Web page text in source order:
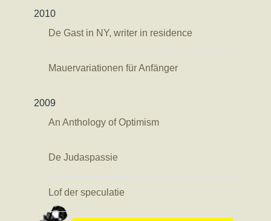
2010
De Gast in NY, writer in residence
Mauervariationen für Anfänger
2009
An Anthology of Optimism
De Judaspassie
Lof der speculatie